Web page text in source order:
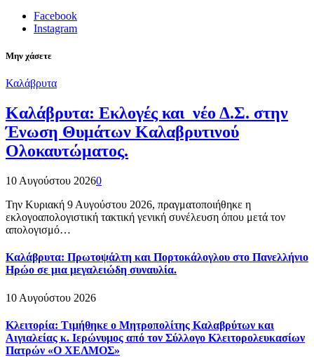
Facebook
Instagram
Μην χάσετε
Καλάβρυτα
Καλάβρυτα: Εκλογές και νέο Δ.Σ. στην
Ένωση Θυμάτων Καλαβρυτινού
Ολοκαυτώματος.
10 Αυγούστου 20260
Την Κυριακή 9 Αυγούστου 2026, πραγματοποιήθηκε η
εκλογοαπολογιστική τακτική γενική συνέλευση όπου μετά τον
απολογισμό…
Καλάβρυτα: Πρωτοψάλτη και Πορτοκάλογλου στο Πανελλήνιο
Ηρώο σε μια μεγαλειώδη συναυλία.
10 Αυγούστου 2026
Κλειτορία: Τιμήθηκε ο Μητροπολίτης Καλαβρύτων και
Αιγιαλείας κ. Ιερώνυμος από τον Σύλλογο Κλειτορολευκασίων
Πατρών «Ο ΧΕΛΜΟΣ»